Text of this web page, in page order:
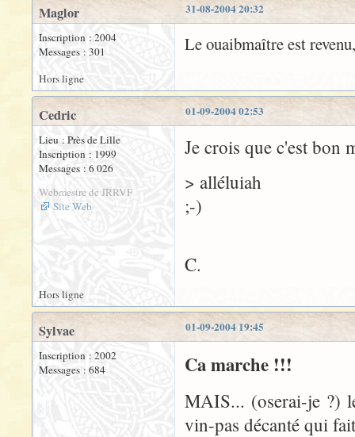
31-08-2004 20:32
Maglor
Inscription : 2004
Messages : 301
Le ouaibmaître est
Hors ligne
01-09-2004 02:53
Cedric
Lieu : Près de Lille
Inscription : 1999
Messages : 6 026
Webmestre de JRRVF
Site Web
Je crois que c'est bon
> alléluiah
;-)
C.
Hors ligne
01-09-2004 19:45
Sylvae
Inscription : 2002
Messages : 684
Ca marche !!!
MAIS... (oserai-je ?)
vin-pas décanté qui